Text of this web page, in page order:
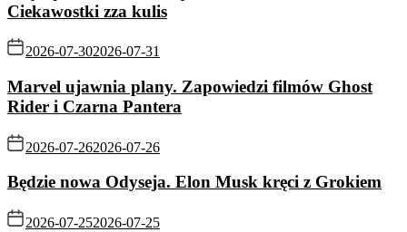
Ciekawostki zza kulis
2026-07-302026-07-31
Marvel ujawnia plany. Zapowiedzi filmów Ghost
Rider i Czarna Pantera
2026-07-262026-07-26
Będzie nowa Odyseja. Elon Musk kręci z Grokiem
2026-07-252026-07-25